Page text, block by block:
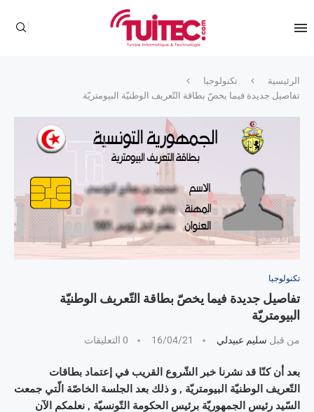
الرئيسية
تكنولوجيا
تفاصيل جديدة فيما يخصّ بطاقة التّعريف الوطنيّة البيومتريّة
تكنولوجيا
تفاصيل جديدة فيما يخصّ بطاقة التّعريف الوطنيّة
البيومتريّة
من قبل سليم عبيدلي 16/04/21 0 التعليقات
بعد أن كنّا قد نشرنا خبر الشّروع القريب في إعتماد بطاقات
التّعريف الوطنيّة البيومتريّة , و ذلك بعد الجلسة الخاصّة الّتي جمعت
السّيد رئيس الجمهوريّة برئيس الحكومة التّونسيّة , نعلمكم الآن